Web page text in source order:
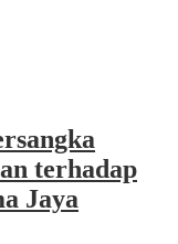
terhadap
Jaya